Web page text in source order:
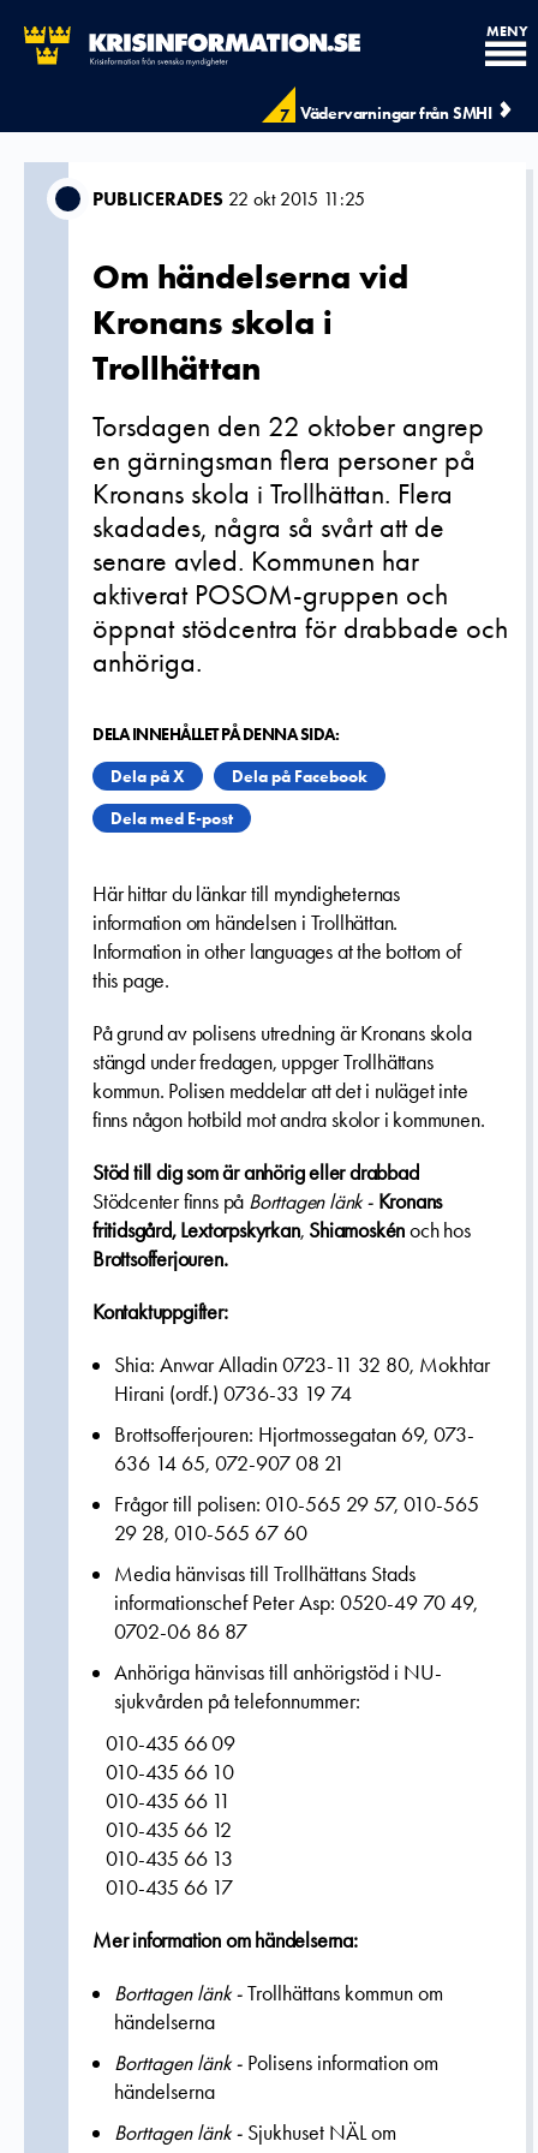
7 Vädervarningar från SMHI
MENY
PUBLICERADES 22 okt 2015 11:25
Om händelserna vid
Kronans skola i
Trollhättan
Torsdagen den 22 oktober angrep
en gärningsman flera personer på
Kronans skola i Trollhättan. Flera
skadades, några så svårt att de
senare avled. Kommunen har
aktiverat POSOM-gruppen och
öppnat stödcentra för drabbade och
anhöriga.
DELA INNEHÅLLET PÅ DENNA SIDA:
Dela på X
Dela på Facebook
Dela med E-post
Här hittar du länkar till myndigheternas
information om händelsen i Trollhättan.
Information in other languages at the bottom of
this page.
På grund av polisens utredning är Kronans skola
stängd under fredagen, uppger Trollhättans
kommun. Polisen meddelar att det i nuläget inte
finns någon hotbild mot andra skolor i kommunen.
Stöd till dig som är anhörig eller drabbad
Stödcenter finns på Borttagen länk - Kronans
fritidsgård,Lextorpskyrkan, Shiamoskénoch hos
Brottsofferjouren.
Kontaktuppgifter:
Shia: Anwar Alladin 0723-11 32 80, Mokhtar
Hirani (ordf.) 0736-33 19 74
Brottsofferjouren: Hjortmossegatan 69, 073-
636 14 65, 072-907 08 21
Frågor till polisen: 010-565 29 57, 010-565
29 28, 010-565 67 60
Media hänvisas till Trollhättans Stads
informationschef Peter Asp: 0520-49 70 49,
0702-06 86 87
Anhöriga hänvisas till anhörigstöd i NU-
sjukvården på telefonnummer:
010-435 66 09
010-435 66 10
010-435 66 11
010-435 66 12
010-435 66 13
010-435 66 17
Mer information om händelserna:
Borttagen länk -Trollhättans kommun om
händelserna
Borttagen länk - Polisens information om
händelserna
Borttagen länk - Sjukhuset NÄL om